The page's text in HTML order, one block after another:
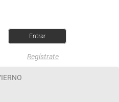
Regístrate